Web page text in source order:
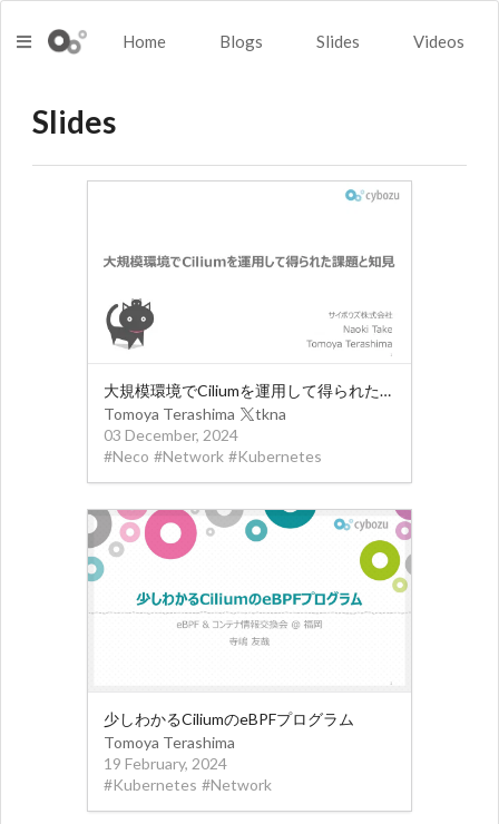
Home Blogs Slides Videos
Slides
大規模環境でCiliumを運用して得られた課題と知見
Tomoya Terashima
tkna
03 December, 2024
#Neco #Network #Kubernetes
少しわかるCiliumのeBPFプログラム
Tomoya Terashima
19 February, 2024
#Kubernetes #Network